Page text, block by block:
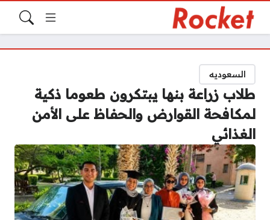
السعوديه
طلاب زراعة بنها يبتكرون طعوما ذكية
لمكافحة القوارض والحفاظ على الأمن
الغذائي